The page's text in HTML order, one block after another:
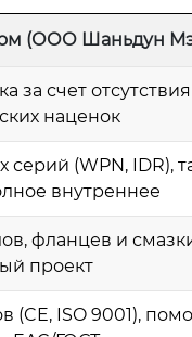
(ООО Шаньдун
за счет отсутствия
наценок
серий (WPN, IDR),
внутреннее
фланцев и
проект
(CE, ISO 9001),